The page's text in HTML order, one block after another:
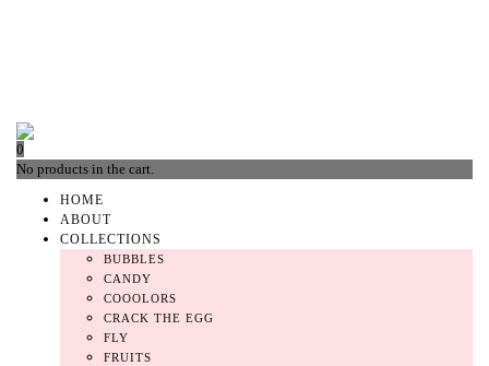
0
No products in the cart.
HOME
ABOUT
COLLECTIONS
BUBBLES
CANDY
COOOLORS
CRACK THE EGG
FLY
FRUITS